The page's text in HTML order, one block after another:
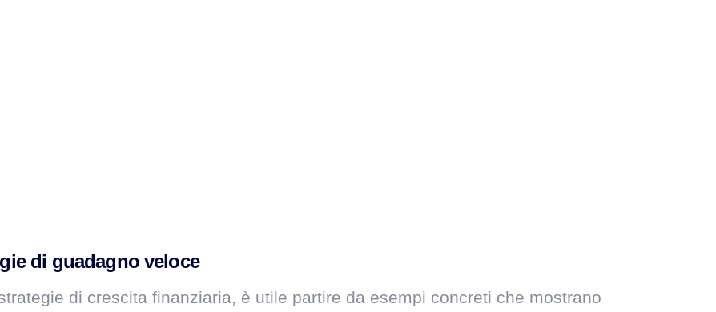
di guadagno veloce
di crescita finanziaria, è utile partire da esempi concreti che mostrano